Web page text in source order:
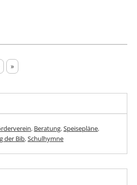
»
, Beratung,Speisepläne,
der Bib,Schulhymne